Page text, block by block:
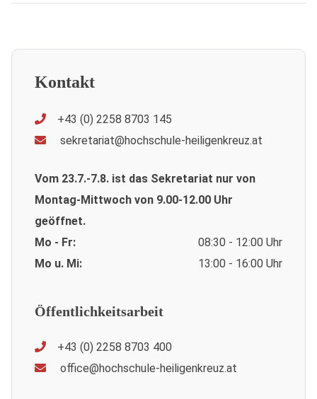
Kontakt
+43 (0) 2258 8703 145
sekretariat@hochschule-heiligenkreuz.at
Vom 23.7.-7.8. ist das Sekretariat nur von
Montag-Mittwoch von 9.00-12.00 Uhr
geöffnet.
Mo - Fr:
08:30 - 12:00 Uhr
Mo u. Mi:
13:00 - 16:00 Uhr
Öffentlichkeitsarbeit
+43 (0) 2258 8703 400
office@hochschule-heiligenkreuz.at